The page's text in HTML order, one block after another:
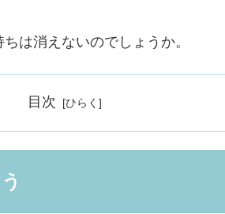
は消えないのでしょうか。
目次